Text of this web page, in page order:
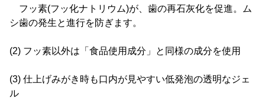
フッ素(フッ化ナトリウム)が、歯の再石灰化を促進。ム
シ歯の発生と進行を防ぎます。
(2) フッ素以外は「食品使用成分」と同様の成分を使用
(3) 仕上げみがき時も口内が見やすい低発泡の透明なジェ
ル